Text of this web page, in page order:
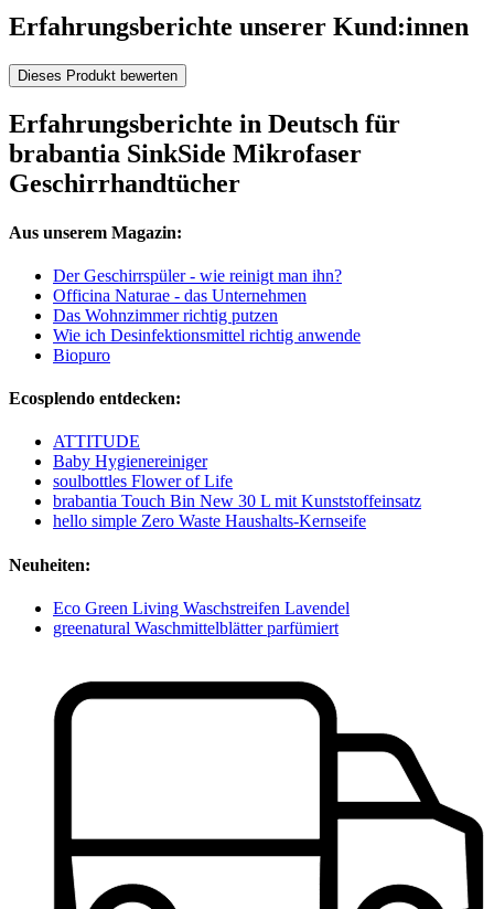
Erfahrungsberichte unserer Kund:innen
Dieses Produkt bewerten
Erfahrungsberichte in Deutsch für
brabantia SinkSide Mikrofaser
Geschirrhandtücher
Aus unserem Magazin:
Der Geschirrspüler - wie reinigt man ihn?
Officina Naturae - das Unternehmen
Das Wohnzimmer richtig putzen
Wie ich Desinfektionsmittel richtig anwende
Biopuro
Ecosplendo entdecken:
ATTITUDE
Baby Hygienereiniger
soulbottles Flower of Life
brabantia Touch Bin New 30 L mit Kunststoffeinsatz
hello simple Zero Waste Haushalts-Kernseife
Neuheiten:
Eco Green Living Waschstreifen Lavendel
greenatural Waschmittelblätter parfümiert